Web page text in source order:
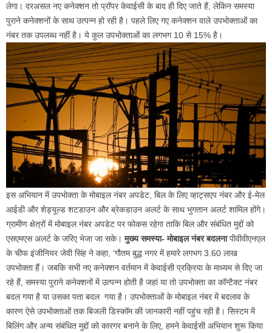
लेगा। दरअसल नए कनेक्शन तो प्रॉपर केवाईसी के बाद ही दिए जाते हैं, लेकिन समस्या
पुराने कनेक्शनों के साथ उत्पन्न हो रही है। पहले लिए गए कनेक्शन वाले उपभोक्ताओं का
नंबर तक उपलब्ध नहीं है। ये कुल उपभोक्ताओं का लगभग 10 से 15% है।
इस अभियान में उपभोक्ता के मोबाइल नंबर अपडेट, बिल के लिए व्हाट्सएप नंबर और ई-मेल
आईडी और शेड्यूल्ड शटडाउन और ब्रेकडाउन अलर्ट के साथ भुगतान अलर्ट शामिल होंगे।
ग्रामीण क्षेत्रों में मोबाइल नंबर अपडेट पर फोकस रहेगा ताकि बिल और संबंधित मुद्दों को
एसएमएस अलर्ट के जरिए भेजा जा सके।मुख्य समस्या- मोबाइल नंबर बदलनापीवीवीएनएल
के चीफ इंजीनियर जेवी सिंह ने कहा, ‘गौतम बुद्ध नगर में हमारे लगभग 3.60 लाख
उपभोक्ता हैं। जबकि सभी नए कनेक्शन वर्तमान में केवाईसी प्रक्रिया के माध्यम से दिए जा
रहे हैं, समस्या पुराने कनेक्शनों में उत्पन्न होती है जहां या तो उपभोक्ता का कॉन्टैक्ट नंबर
बदल गया है या उसका पता बदल गया है। उपभोक्ताओं के मोबाइल नंबर में बदलाव के
कारण ऐसे उपभोक्ताओं तक बिजली डिस्कॉम की जानकारी नहीं पहुंच रही है। सिस्टम में
बिलिंग और अन्य संबंधित मुद्दों को कारगर बनाने के लिए, हमने केवाईसी अभियान शुरू किया